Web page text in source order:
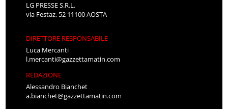
LG PRESSE S.R.L.
via Festaz, 52 11100 AOSTA
DIRETTORE RESPONSABILE
Luca Mercanti
l.mercanti@gazzettamatin.com
REDAZIONE
Alessandro Bianchet
a.bianchet@gazzettamatin.com